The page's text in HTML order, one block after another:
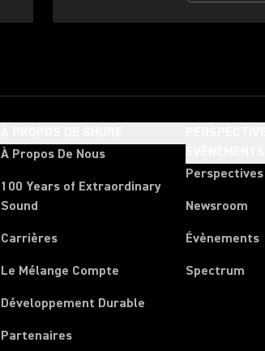
À Propos De Nous
100 Years of Extraordinary
Sound
Carrières
Le Mélange Compte
Développement Durable
Partenaires
Perspectives
Newsroom
Évènements
Spectrum